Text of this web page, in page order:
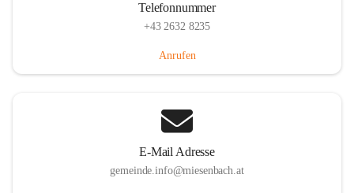
Telefonnummer
+43 2632 8235
Anrufen
E-Mail Adresse
gemeinde.info@miesenbach.at